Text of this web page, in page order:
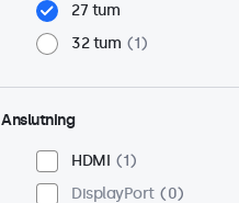
27 tum
32 tum
1
Anslutning
HDMI
1
DisplayPort
0